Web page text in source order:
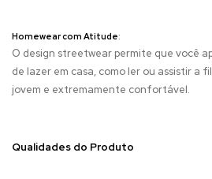
Homewear com Atitude:
O design streetwear permite que você
de lazer em casa, como ler ou assistir a
jovem e extremamente confortável.
Qualidades do Produto